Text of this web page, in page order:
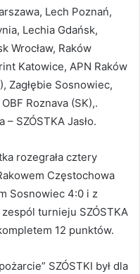
Lech Poznań,
Lechia Gdańsk,
Wrocław, Raków
Katowice, APN Raków
Zagłębie Sosnowiec,
Roznava (SK),.
SZÓSTKA Jasło.
rozegrała cztery
Częstochowa
Sosnowiec 4:0 i z
zespól turnieju SZÓSTKA
12 punktów.
SZÓSTKI był dla